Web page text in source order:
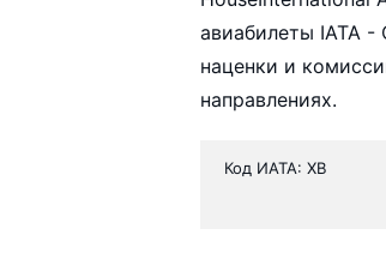
авиабилеты IATA -
наценки и
направлениях.
Код ИАТА: XB